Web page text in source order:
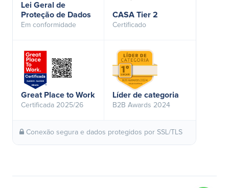
Lei Geral de
Proteção de Dados
Em conformidade
CASA Tier 2
Certificado
Great Place to Work
Certificada 2025/26
Líder de categoria
B2B Awards 2024
Conexão segura e dados protegidos por SSL/TLS